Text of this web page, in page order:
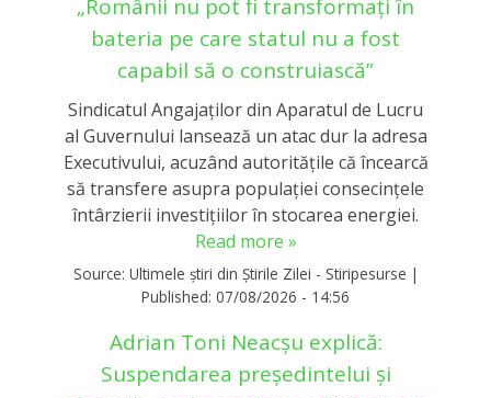
„Românii nu pot fi transformați în
bateria pe care statul nu a fost
capabil să o construiască”
Sindicatul Angajaților din Aparatul de Lucru
al Guvernului lansează un atac dur la adresa
Executivului, acuzând autoritățile că încearcă
să transfere asupra populației consecințele
întârzierii investițiilor în stocarea energiei.
Read more »
Source: Ultimele știri din Știrile Zilei - Stiripesurse |
Published: 07/08/2026 - 14:56
Adrian Toni Neacșu explică:
Suspendarea președintelui și